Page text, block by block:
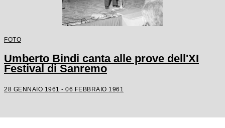
FOTO
Umberto Bindi canta alle prove dell'XI
Festival di Sanremo
28 GENNAIO 1961 - 06 FEBBRAIO 1961